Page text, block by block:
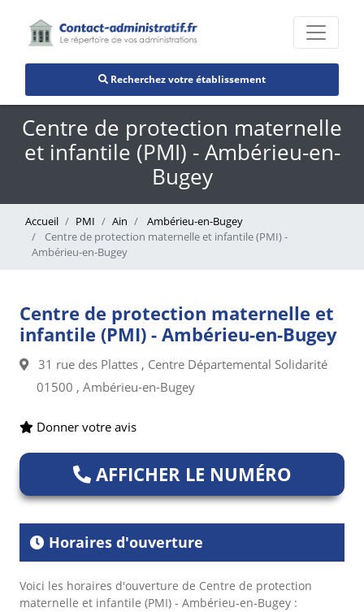
Recherchez votre établissement
Centre de protection maternelle
et infantile (PMI) - Ambérieu-en-
Bugey
Accueil PMI Ain
Ambérieu-en-Bugey
Centre de protection maternelle et infantile (PMI) -
Ambérieu-en-Bugey
Centre de protection maternelle et
infantile (PMI) - Ambérieu-en-Bugey
31 rue des Plattes , Centre Départemental Solidarité
01500 , Ambérieu-en-Bugey
Donner votre avis
AFFICHER LE NUMÉRO
Horaires d'ouverture
Voici les horaires d'ouverture de Centre de protection
maternelle et infantile (PMI) - Ambérieu-en-Bugey :